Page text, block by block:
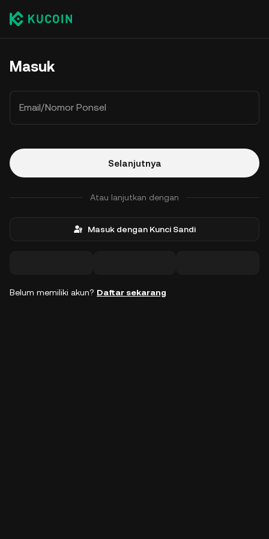
Masuk
Email/Nomor Ponsel
Selanjutnya
Atau lanjutkan dengan
Masuk dengan Kunci Sandi
Belum memiliki akun? Daftar sekarang